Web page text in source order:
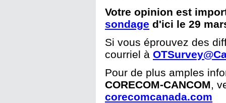
Votre opinion est
sondage d'ici le 29
Si vous éprouvez des
courriel à
Pour de plus amples
CORECOM-CANCOM,
corecomcanada.com